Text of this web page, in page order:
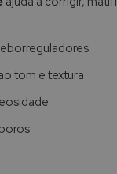
tom e textura